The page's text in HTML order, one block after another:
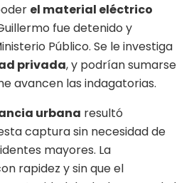
el material eléctrico
fue detenido y
Público. Se le investiga
privada, y podrían sumarse
avancen las indagatorias.
urbana resultó
captura sin necesidad de
mayores. La
rapidez y sin que el